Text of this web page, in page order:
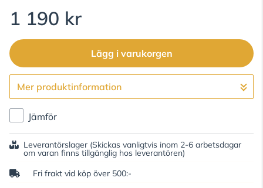
1 190 kr
Lägg i varukorgen
Gå till kassan
Mer produktinformation
Jämför
Leverantörslager (Skickas vanligtvis inom 2-6 arbetsdagar
om varan finns tillgänglig hos leverantören)
Fri frakt vid köp över 500:-